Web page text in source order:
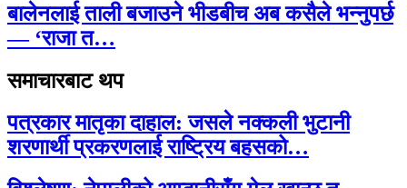
बालेनलाई ताली बजाउने भीडबीच अब कसैले भन्नुपर्छ
— ‘राजा त…
समाचारबाट थप
पत्रकार मातृका दाहाल: जसले नक्कली भुटानी
शरणार्थी प्रकरणलाई राष्ट्रिय बहसको…